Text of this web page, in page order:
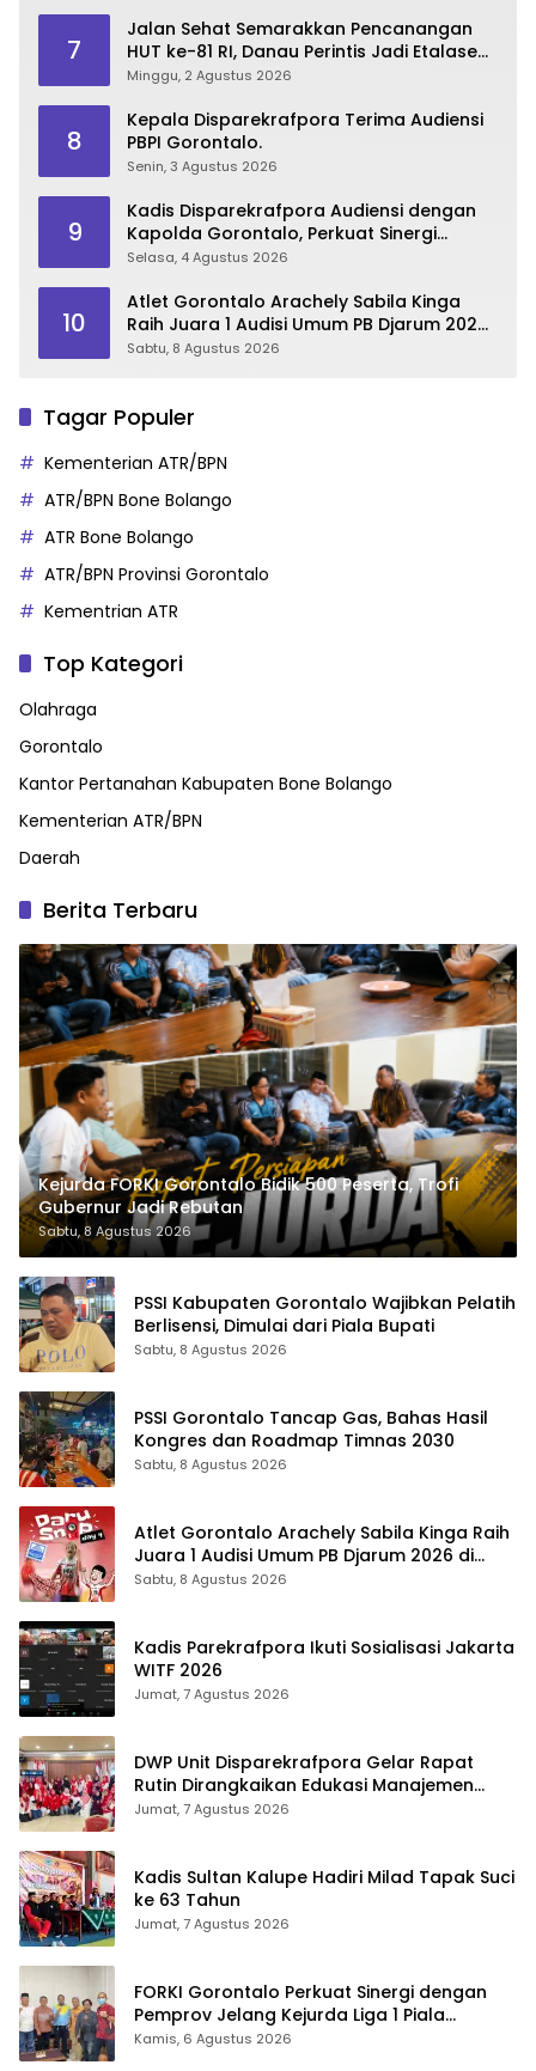
7
Jalan Sehat Semarakkan Pencanangan
HUT ke-81 RI, Danau Perintis Jadi Etalase
Wisata Gorontalo
Minggu, 2 Agustus 2026
8
Kepala Disparekrafpora Terima Audiensi
PBPI Gorontalo.
Senin, 3 Agustus 2026
9
Kadis Disparekrafpora Audiensi dengan
Kapolda Gorontalo, Perkuat Sinergi
Sukseskan Gorontalo Karnaval Karawo
Selasa, 4 Agustus 2026
10
Atlet Gorontalo Arachely Sabila Kinga
Raih Juara 1 Audisi Umum PB Djarum 2026
di Makassar
Sabtu, 8 Agustus 2026
Tagar Populer
Kementerian ATR/BPN
ATR/BPN Bone Bolango
ATR Bone Bolango
ATR/BPN Provinsi Gorontalo
Kementrian ATR
Top Kategori
Olahraga
Gorontalo
Kantor Pertanahan Kabupaten Bone Bolango
Kementerian ATR/BPN
Daerah
Berita Terbaru
Kejurda FORKI Gorontalo Bidik 500 Peserta, Trofi
Gubernur Jadi Rebutan
Sabtu, 8 Agustus 2026
PSSI Kabupaten Gorontalo Wajibkan Pelatih
Berlisensi, Dimulai dari Piala Bupati
Sabtu, 8 Agustus 2026
PSSI Gorontalo Tancap Gas, Bahas Hasil
Kongres dan Roadmap Timnas 2030
Sabtu, 8 Agustus 2026
Atlet Gorontalo Arachely Sabila Kinga Raih
Juara 1 Audisi Umum PB Djarum 2026 di
Makassar
Sabtu, 8 Agustus 2026
Kadis Parekrafpora Ikuti Sosialisasi Jakarta
WITF 2026
Jumat, 7 Agustus 2026
DWP Unit Disparekrafpora Gelar Rapat
Rutin Dirangkaikan Edukasi Manajemen
Stres
Jumat, 7 Agustus 2026
Kadis Sultan Kalupe Hadiri Milad Tapak Suci
ke 63 Tahun
Jumat, 7 Agustus 2026
FORKI Gorontalo Perkuat Sinergi dengan
Pemprov Jelang Kejurda Liga 1 Piala
Gubernur 2026
Kamis, 6 Agustus 2026